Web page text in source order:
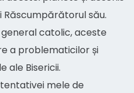
Răscumpărătorul său.
catolic, aceste
a problematicilor și
ale Bisericii.
mele de